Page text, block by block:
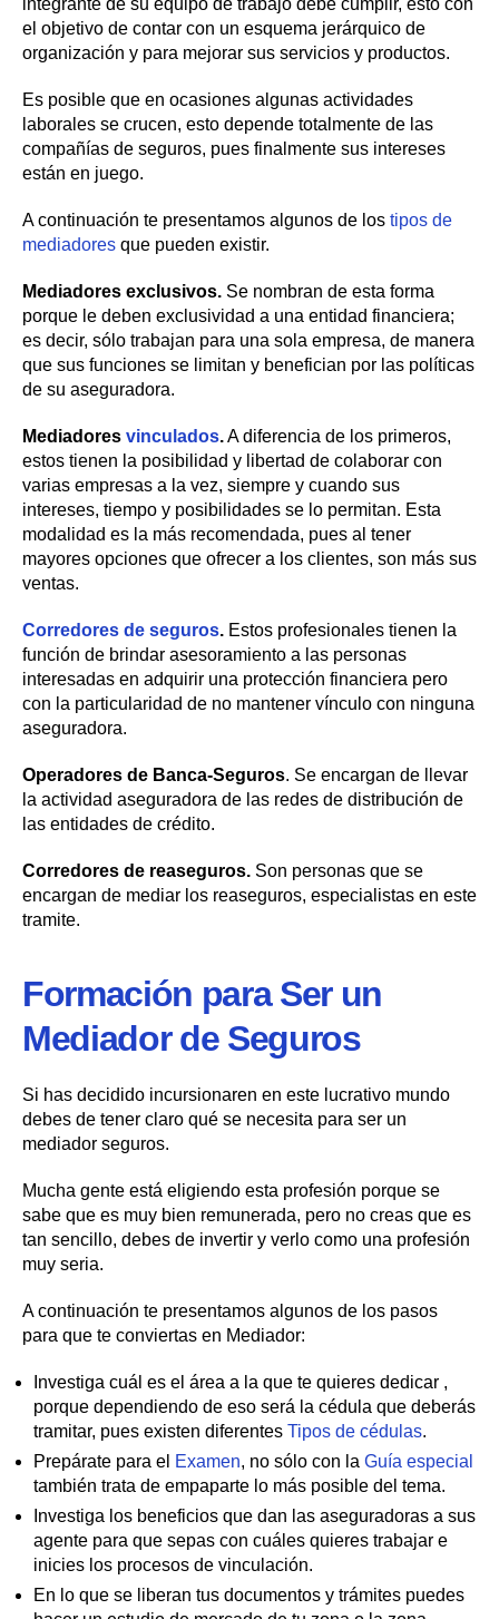
integrante de su equipo de trabajo debe cumplir, esto con
el objetivo de contar con un esquema jerárquico de
organización y para mejorar sus servicios y productos.
Es posible que en ocasiones algunas actividades
laborales se crucen, esto depende totalmente de las
compañías de seguros, pues finalmente sus intereses
están en juego.
A continuación te presentamos algunos de los tipos de
mediadores que pueden existir.
Mediadores exclusivos. Se nombran de esta forma
porque le deben exclusividad a una entidad financiera;
es decir, sólo trabajan para una sola empresa, de manera
que sus funciones se limitan y benefician por las políticas
de su aseguradora.
Mediadores vinculados.A diferencia de los primeros,
estos tienen la posibilidad y libertad de colaborar con
varias empresas a la vez, siempre y cuando sus
intereses, tiempo y posibilidades se lo permitan. Esta
modalidad es la más recomendada, pues al tener
mayores opciones que ofrecer a los clientes, son más sus
ventas.
Corredores de seguros. Estos profesionales tienen la
función de brindar asesoramiento a las personas
interesadas en adquirir una protección financiera pero
con la particularidad de no mantener vínculo con ninguna
aseguradora.
Operadores de Banca-Seguros. Se encargan de llevar
la actividad aseguradora de las redes de distribución de
las entidades de crédito.
Corredores de reaseguros. Son personas que se
encargan de mediar los reaseguros, especialistas en este
tramite.
Formación para Ser un
Mediador de Seguros
Si has decidido incursionaren en este lucrativo mundo
debes de tener claro qué se necesita para ser un
mediador seguros.
Mucha gente está eligiendo esta profesión porque se
sabe que es muy bien remunerada, pero no creas que es
tan sencillo, debes de invertir y verlo como una profesión
muy seria.
A continuación te presentamos algunos de los pasos
para que te conviertas en Mediador:
Investiga cuál es el área a la que te quieres dedicar ,
porque dependiendo de eso será la cédula que deberás
tramitar, pues existen diferentes Tipos de cédulas.
Prepárate para el Examen, no sólo con la Guía especial
también trata de empaparte lo más posible del tema.
Investiga los beneficios que dan las aseguradoras a sus
agente para que sepas con cuáles quieres trabajar e
inicies los procesos de vinculación.
En lo que se liberan tus documentos y trámites puedes